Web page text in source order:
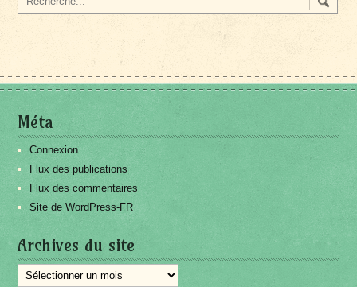
Méta
Connexion
Flux des publications
Flux des commentaires
Site de WordPress-FR
Archives du site
Archives